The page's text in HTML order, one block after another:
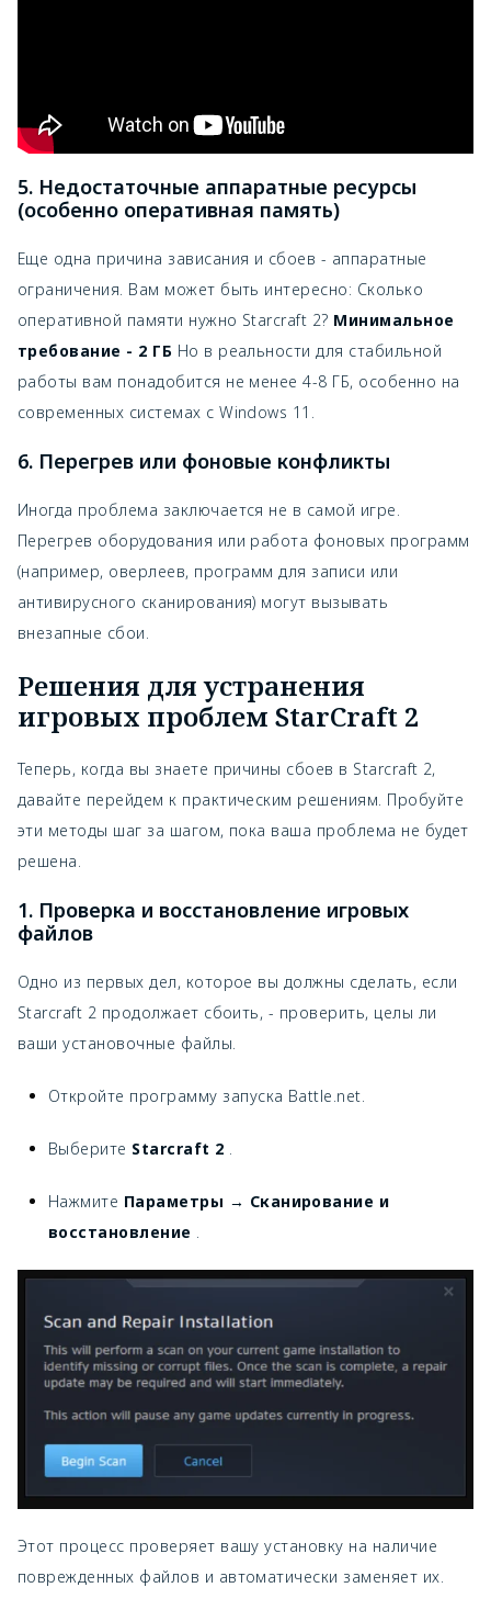
5. Недостаточные аппаратные ресурсы
(особенно оперативная память)
Еще одна причина зависания и сбоев - аппаратные
ограничения. Вам может быть интересно: Сколько
оперативной памяти нужно Starcraft 2? Минимальное
требование - 2 ГБ Но в реальности для стабильной
работы вам понадобится не менее 4-8 ГБ, особенно на
современных системах с Windows 11.
6. Перегрев или фоновые конфликты
Иногда проблема заключается не в самой игре.
Перегрев оборудования или работа фоновых программ
(например, оверлеев, программ для записи или
антивирусного сканирования) могут вызывать
внезапные сбои.
Решения для устранения
игровых проблем StarCraft 2
Теперь, когда вы знаете причины сбоев в Starcraft 2,
давайте перейдем к практическим решениям. Пробуйте
эти методы шаг за шагом, пока ваша проблема не будет
решена.
1. Проверка и восстановление игровых
файлов
Одно из первых дел, которое вы должны сделать, если
Starcraft 2 продолжает сбоить, - проверить, целы ли
ваши установочные файлы.
Откройте программу запуска Battle.net.
Выберите Starcraft 2
Нажмите Параметры → Сканирование и
восстановление
Этот процесс проверяет вашу установку на наличие
поврежденных файлов и автоматически заменяет их.